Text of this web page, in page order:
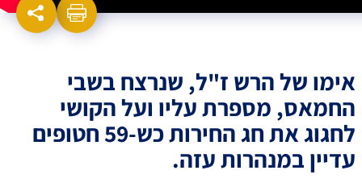
אימו של הרש ז"ל, שנרצח בשבי
החמאס, מספרת עליו ועל הקושי
לחגוג את חג החירות כש-59 חטופים
עדיין במנהרות עזה.